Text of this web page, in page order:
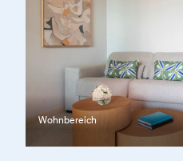
Wohnbereich